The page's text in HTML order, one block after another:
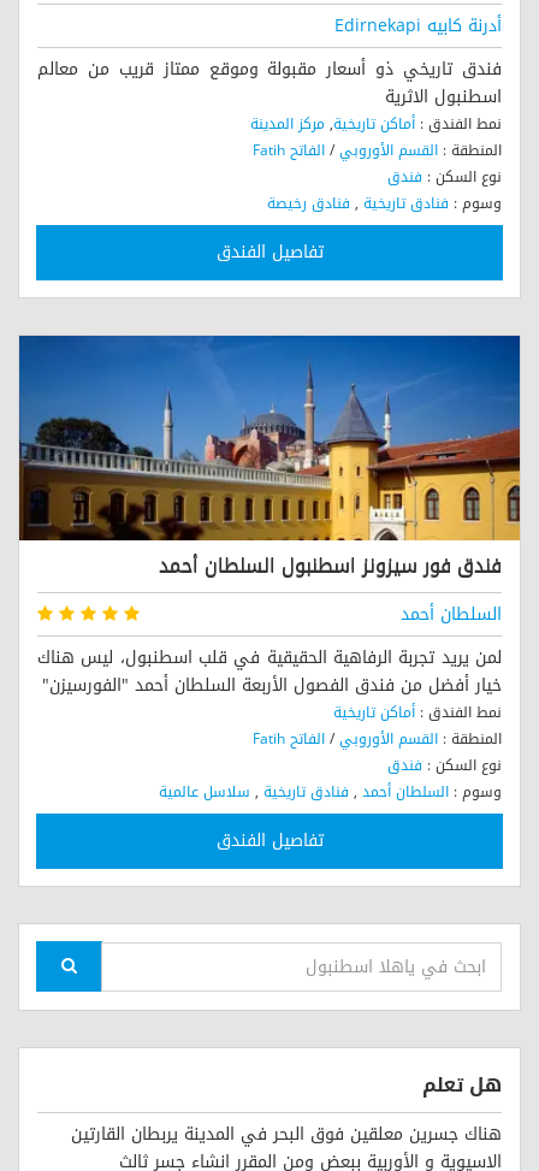
أدرنة كابيه Edirnekapi
فندق تاريخي ذو أسعار مقبولة وموقع ممتاز قريب من معالم
اسطنبول الاثرية
نمط الفندق : أماكن تاريخية, مركز المدينة
المنطقة : القسم الأوروبي/الفاتح Fatih
نوع السكن : فندق
وسوم : فنادق تاريخية , فنادق رخيصة
تفاصيل الفندق
فندق فور سيزونز اسطنبول السلطان أحمد
السلطان أحمد
لمن يريد تجربة الرفاهية الحقيقية في قلب اسطنبول، ليس هناك
خيار أفضل من فندق الفصول الأربعة السلطان أحمد "الفورسيزن"
نمط الفندق : أماكن تاريخية
المنطقة : القسم الأوروبي/الفاتح Fatih
نوع السكن : فندق
وسوم : السلطان أحمد , فنادق تاريخية , سلاسل عالمية
تفاصيل الفندق
هل تعلم
هناك جسرين معلقين فوق البحر في المدينة يربطان القارتين
الاسيوية و الأوربية ببعض ومن المقرر انشاء جسر ثالث